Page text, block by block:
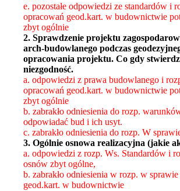
e. pozostałe odpowiedzi ze standardów i
opracowań geod.kart. w budownictwie
zbyt ogólnie
2. Sprawdzenie projektu
arch-budowlanego podczas
opracowania projektu. Co gdy
niezgodność.
a. odpowiedzi z prawa budowlanego i
opracowań geod.kart. w budownictwie
zbyt ogólnie
b. zabrakło odniesienia do rozp.
odpowiadać bud i ich usyt.
c. zabrakło odniesienia do rozp. W
3. Ogólnie osnowa realizacyjna (jakie
a. odpowiedzi z rozp. Ws. Standardów i
osnów zbyt ogólne,
b. zabrakło odniesienia w rozp. w
geod.kart. w budownictwie